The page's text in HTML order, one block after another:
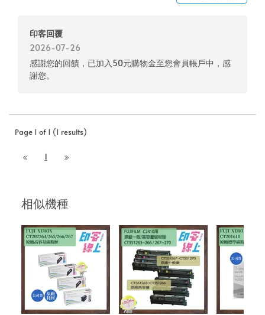
印客回覆
2026-07-26
感謝您的回饋，已加入50元購物金至您會員帳戶中，感
謝您。
Page 1 of 1 (1 results)
1
相似機種